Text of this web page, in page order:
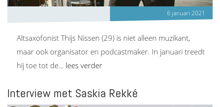
6 januari 2021
Altsaxofonist Thijs Nissen (29) is niet alleen muzikant,
maar ook organisator en podcastmaker. In januari treedt
hij toe tot de… lees verder
Interview met Saskia Rekké